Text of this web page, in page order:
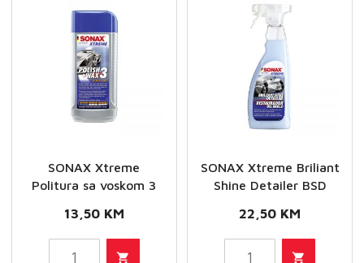
SONAX Xtreme
Politura sa voskom 3
13,50 KM
SONAX
SONAX Xtreme Briliant
Shine Detailer BSD
22,50 KM
SONAX